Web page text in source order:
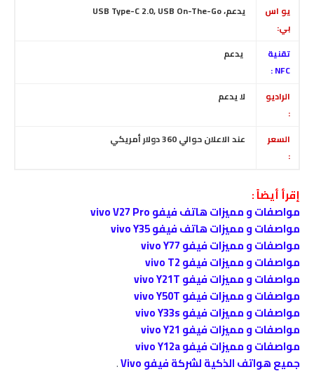
يو اس
بي:
يدعم، USB Type-C 2.0, USB On-The-Go
تقنية
NFC :
يدعم
الراديو
:
لا يدعم
السعر
:
عند الاعلان حوالي 360 دولار أمريكي
إقرأ أيضاً :
مواصفات و مميزات هاتف فيفو vivo V27 Pro
مواصفات و مميزات هاتف فيفو vivo Y35
مواصفات و مميزات فيفو vivo Y77
مواصفات و مميزات فيفو vivo T2
مواصفات و مميزات فيفو vivo Y21T
مواصفات و مميزات فيفو vivo Y50T
مواصفات و مميزات فيفو vivo Y33s
مواصفات و مميزات فيفو vivo Y21
مواصفات و مميزات فيفو vivo Y12a
جميع هواتف الذكية لشركة فيفو Vivo
.